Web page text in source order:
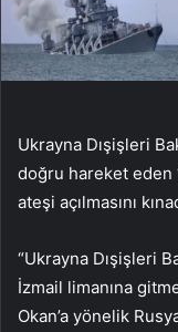
Ukrayna Dışişleri
doğru hareket eden
ateşi açılmasını
“Ukrayna Dışişleri
İzmail limanına
Okan’a yönelik